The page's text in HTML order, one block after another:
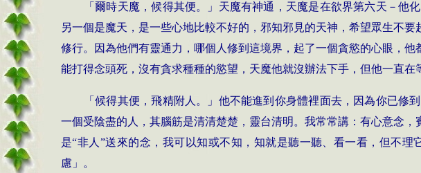
「爾時天魔，候得其便。」天魔有神通，天魔是在欲界第六天－他
另一個是魔天，是一些心地比較不好的，邪知邪見的天神，希望眾生不
修行。因為他們有靈通力，哪個人修到這境界，起了一個貪慾的心眼，
能打得念頭死，沒有貪求種種的慾望，天魔他就沒辦法下手，但他一直在
「候得其便，飛精附人。」他不能進到你身體裡面去，因為你已
一個受陰盡的人，其腦筋是清清楚楚，靈台清明。我常常講：有心意念
是“非人”送來的念，我可以知或不知，知就是聽一聽、看一看，但不
慮」。